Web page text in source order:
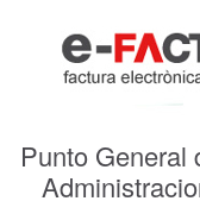
Punto General